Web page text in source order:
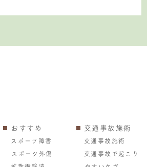
おすすめ
スポーツ障害
スポーツ外傷
交通事故施術
交通事故施術
交通事故で起こり